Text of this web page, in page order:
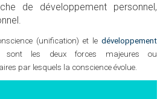
de développement personnel,
(unification) et le développement
sont les deux forces majeures ou
par lesquels la conscience évolue.